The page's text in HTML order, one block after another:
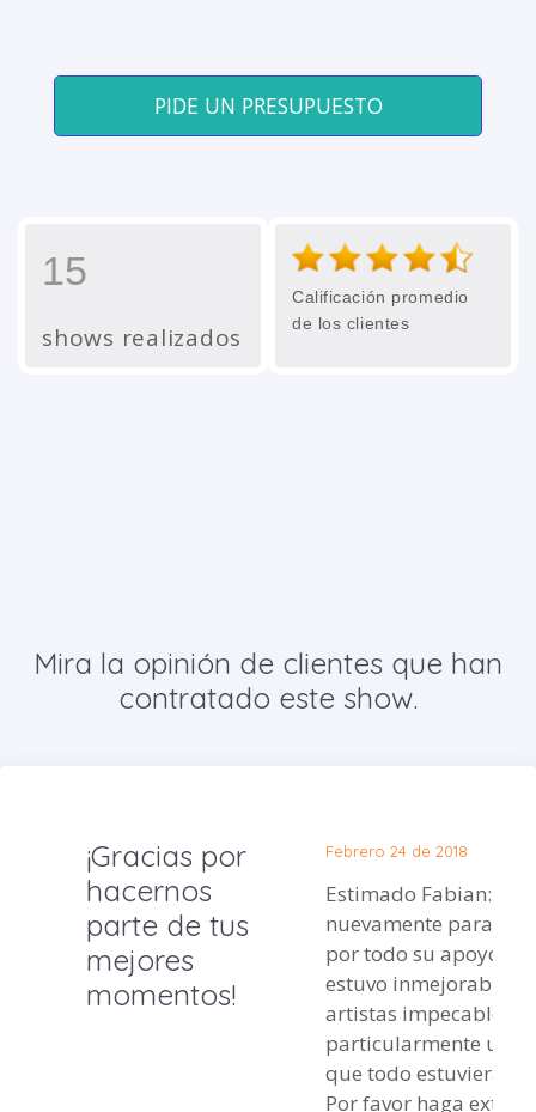
PIDE UN PRESUPUESTO
15
shows realizados
Calificación promedio
de los clientes
Mira la opinión de clientes que han
contratado este show.
¡Gracias por
hacernos
parte de tus
mejores
momentos!
Febrero 24 de 2018
Estimado Fabian: Escribo
nuevamente para
por todo su apoyo. El
estuvo inmejorable,
artistas impecables y
particularmente
que todo estuviera
Por favor haga